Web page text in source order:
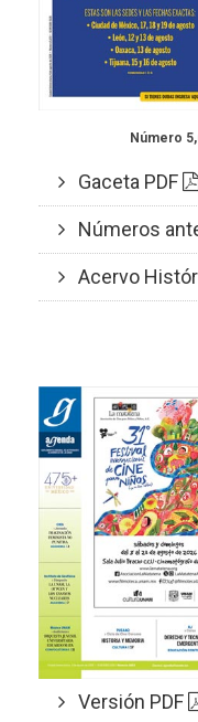
Número
Gaceta PDF
Números
Acervo
Versión PDF